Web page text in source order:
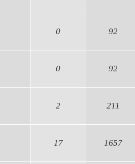
0 92
0 92
2 211
17 1657